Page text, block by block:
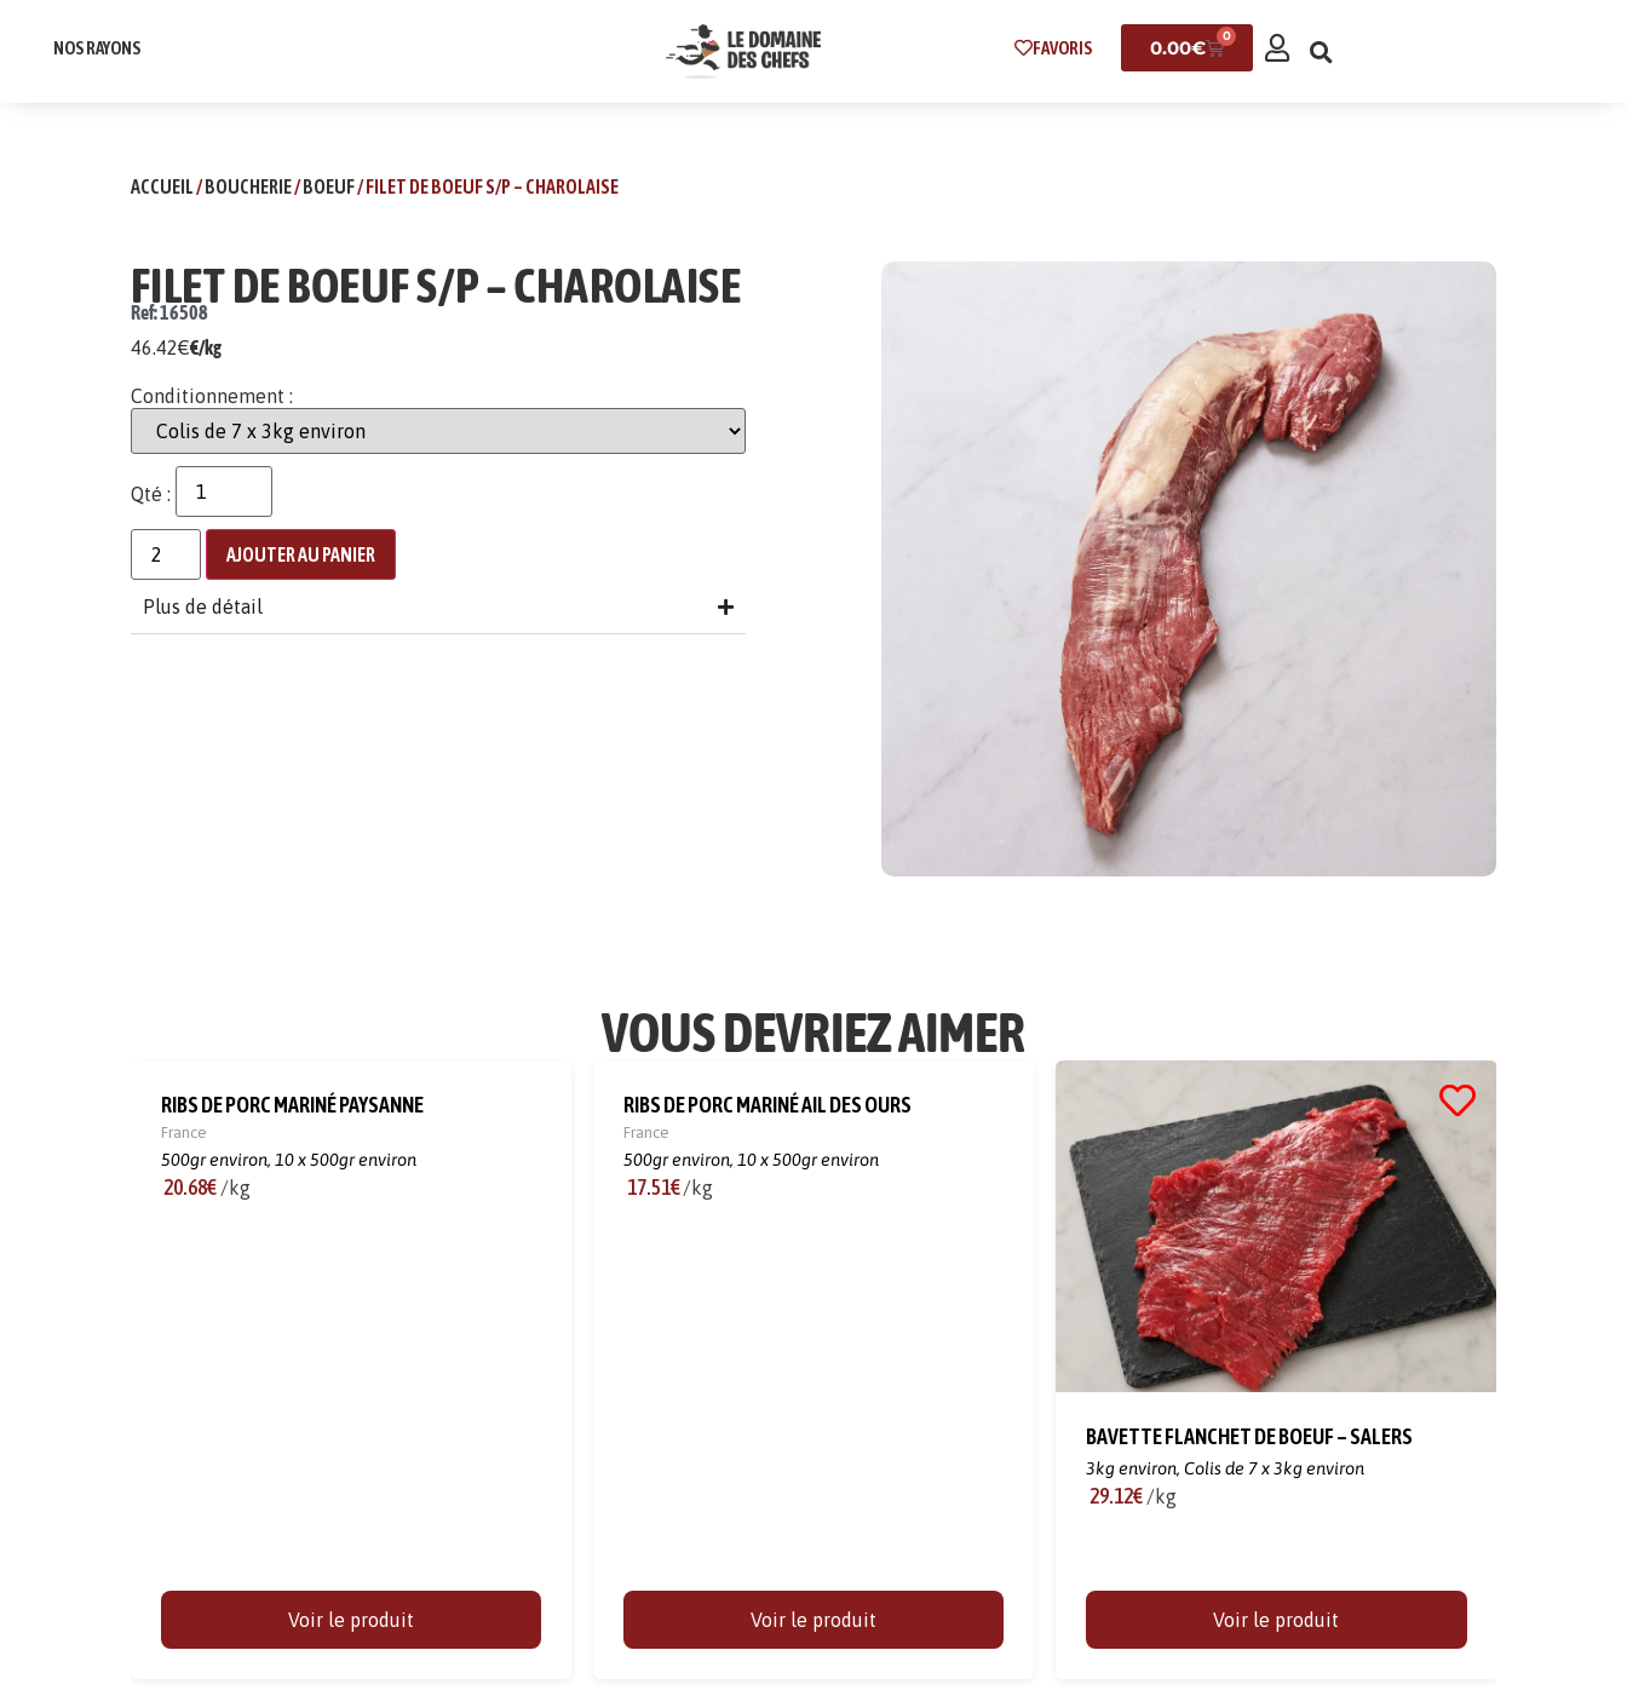
NOS RAYONS FAVORIS 0.00€
0
ACCUEIL/BOUCHERIE/BOEUF/ FILET DE BOEUF S/P – CHAROLAISE
FILET DE BOEUF S/P – CHAROLAISE
Ref: 16508
46.42€€/kg
Conditionnement :
Qté :
AJOUTER AU PANIER
Plus de détail
VOUS DEVRIEZ AIMER
RIBS DE PORC MARINÉ PAYSANNE
France
500gr environ, 10 x 500gr environ
20.68€ /kg
Voir le produit
RIBS DE PORC MARINÉ AIL DES OURS
France
500gr environ, 10 x 500gr environ
17.51€/kg
Voir le produit
BAVETTE FLANCHET DE BOEUF – SALERS
3kg environ, Colis de 7 x 3kg environ
29.12€ /kg
Voir le produit